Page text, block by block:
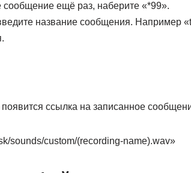
ещё раз, наберите «*99».
название сообщения. Например
ссылка на записанное
sounds/custom/(recording-name).wav»